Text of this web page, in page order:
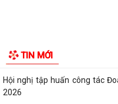
TIN MỚI
giữa năm 2026 HĐND thành
Hội nghị tập huấn công tác
2026